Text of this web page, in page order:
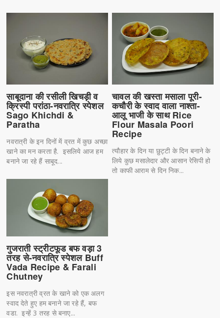
चावल की खस्ता मसाला पूरी-
कचौरी के स्वाद वाला नाश्ता-
आलू भाजी के साथ Rice
Flour Masala Poori
Recipe
त्यौहार के दिन या छुट्टी के दिन बनाने के
लिये कुछ मसालेदार और आसान रेसिपी हो
तो काफी आराम से दिन निक...
साबूदाना की रसीली खिचड़ी व
क्रिस्पी परांठा-नवरात्रि स्पेशल
Sago Khichdi &
Paratha
नवरात्री के इन दिनों में व्रत में कुछ अच्छा
खाने का मन करता है. इसलिये आज हम
बनाने जा रहे हैं साबूद...
गुजराती स्ट्रीटफूड बफ वड़ा 3
तरह से-नवरात्रि स्पेशल Buff
Vada Recipe & Farali
Chutney
इस नवरात्री व्रत के खाने को एक अलग
स्वाद देते हुए हम बनाने जा रहे हैं, बफ
वडा. इन्हें 3 तरह से बनाए...